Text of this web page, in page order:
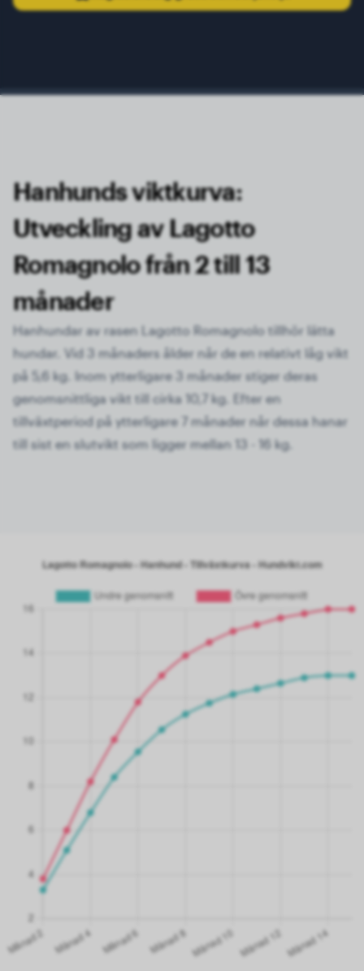
Hanhunds viktkurva:
Utveckling av Lagotto
Romagnolo från 2 till 13
månader
Hanhundar av rasen Lagotto Romagnolo tillhör lätta
hundar. Vid 3 månaders ålder når de en relativt låg vikt
på 5,6 kg. Inom ytterligare 3 månader stiger deras
genomsnittliga vikt till cirka 10,7 kg. Efter en
tillväxtperiod på ytterligare 7 månader når dessa hanar
till sist en slutvikt som ligger mellan 13 - 16 kg.